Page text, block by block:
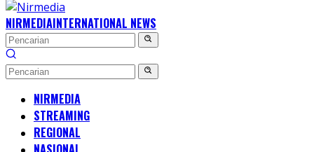
NIRMEDIAINTERNATIONAL NEWS
NIRMEDIA
STREAMING
REGIONAL